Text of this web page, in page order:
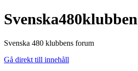
Svenska480klubben
Svenska 480 klubbens forum
Gå direkt till innehåll